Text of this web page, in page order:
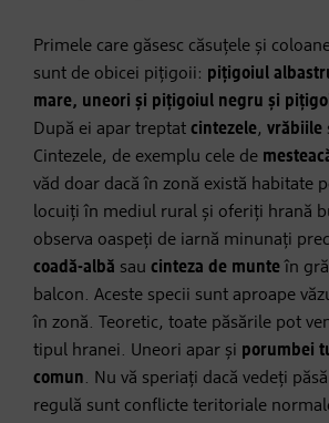
Primele care găsesc căsuțele și
sunt de obicei pițigoii: pițigoiul
mare, uneori și pițigoiul negru și
După ei apar treptat cintezele, vrăbiile
Cintezele, de exemplu cele de
văd doar dacă în zonă există habitate
locuiți în mediul rural și oferiți hrană
observa oaspeți de iarnă minunați
coadă-albă sau cinteza de munteîn
balcon. Aceste specii sunt aproape
în zonă. Teoretic, toate păsările pot
tipul hranei. Uneori apar și porumbei
comun. Nu vă speriați dacă vedeți
regulă sunt conflicte teritoriale